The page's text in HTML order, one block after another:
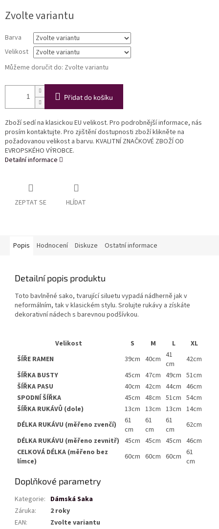
cena:
Zvolte variantu
Barva
Velikost
Můžeme doručit do: Zvolte variantu
Přidat do košíku
Zboží sedí na klasickou EU velikost. Pro podrobnější informace, nás
prosím kontaktujte. Pro zjištění dostupnosti zboží klikněte na
požadovanou velikost a barvu. KVALITNÍ ZNAČKOVÉ ZBOŽÍ OD
EVROPSKÉHO VÝROBCE.
Detailní informace
ZEPTAT SE HLÍDAT
Popis Hodnocení Diskuze Ostatní informace
Detailní popis produktu
Toto bavlněné sako, tvarující siluetu vypadá nádherně jak v
neformálním, tak v klasickém stylu. Srolujte rukávy a získáte
dekorativní nádech s barevnou podšívkou.
Velikost S M L
XL
ŠÍŘE RAMEN
39cm 40cm 41
cm
42cm
ŠÍŘKA BUSTY
45cm 47cm 49cm 51cm
ŠÍŘKA PASU
40cm 42cm 44cm 46cm
SPODNÍ ŠÍŘKA
45cm 48cm 51cm 54cm
ŠÍŘKA RUKÁVŮ (dole)
13cm 13cm 13cm 14cm
DÉLKA RUKÁVU (měřeno zvenčí)
61
cm
61
cm
61
cm
62cm
DÉLKA RUKÁVU (měřeno zevnitř) 45cm 45cm 45cm 46cm
CELKOVÁ DÉLKA (měřeno bez
límce)
60cm 60cm 60cm 61
cm
Doplňkové parametry
Kategorie: Dámská Saka
Záruka:
2 roky
EAN:
Zvolte variantu